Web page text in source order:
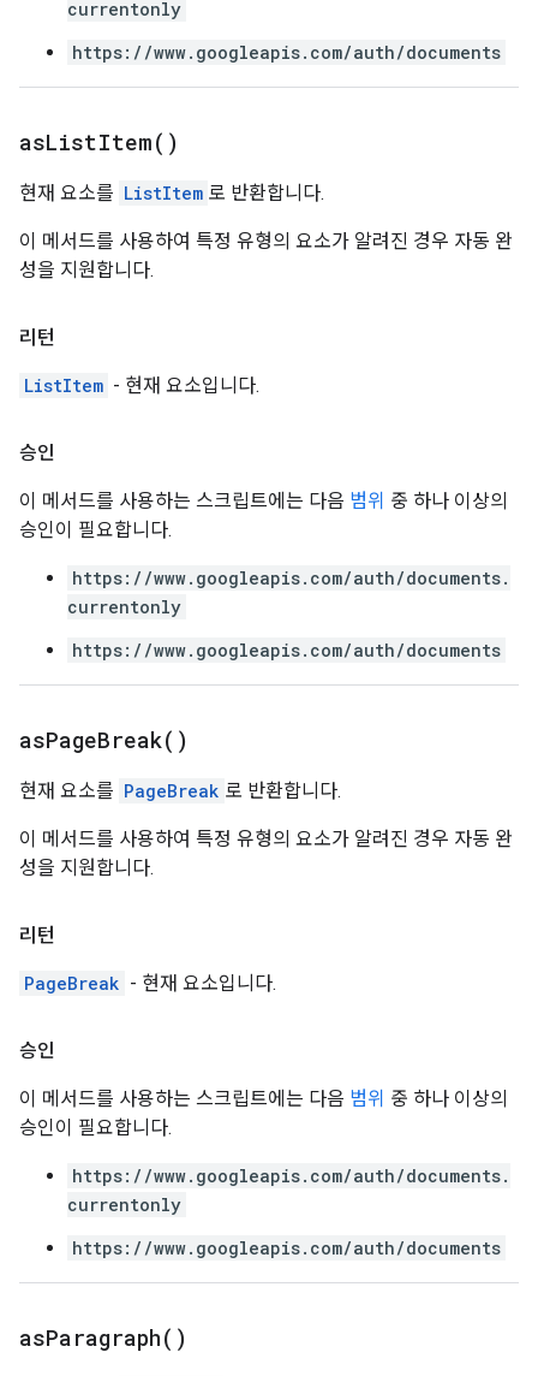
currentonly
https://www.googleapis.com/auth/documents
asListItem( )
현재 요소를 ListItem 로 반환합니다.
이 메서드를 사용하여 특정 유형의 요소가 알려진 경우 자동 완
성을 지원합니다.
리턴
ListItem - 현재 요소입니다.
승인
이 메서드를 사용하는 스크립트에는 다음 범위 중 하나 이상의
승인이 필요합니다.
https://www.googleapis.com/auth/documents.
currentonly
https://www.googleapis.com/auth/documents
asPageBreak( )
현재 요소를 PageBreak 로 반환합니다.
이 메서드를 사용하여 특정 유형의 요소가 알려진 경우 자동 완
성을 지원합니다.
리턴
PageBreak - 현재 요소입니다.
승인
이 메서드를 사용하는 스크립트에는 다음 범위 중 하나 이상의
승인이 필요합니다.
https://www.googleapis.com/auth/documents.
currentonly
https://www.googleapis.com/auth/documents
asParagraph( )